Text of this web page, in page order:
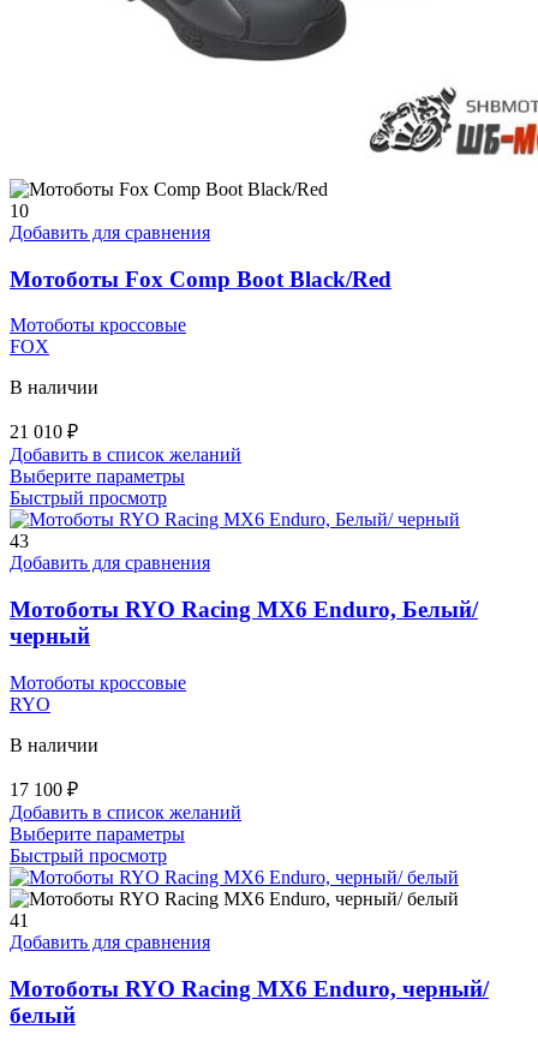
10
Добавить для сравнения
Мотоботы Fox Comp Boot Black/Red
Мотоботы кроссовые
FOX
В наличии
21 010 ₽
Добавить в список желаний
Выберите параметрыЭтот
имеет
вариаций.
можно
выбрать
товара.
Быстрый просмотр
43
Добавить для сравнения
Мотоботы RYO Racing MX6 Enduro, Белый/
черный
Мотоботы кроссовые
RYO
В наличии
17 100 ₽
Добавить в список желаний
Выберите параметрыЭтот
имеет
несколько
Опции
выбрать
на
Быстрый просмотр
41
Добавить для сравнения
Мотоботы RYO Racing MX6 Enduro, черный/
белый